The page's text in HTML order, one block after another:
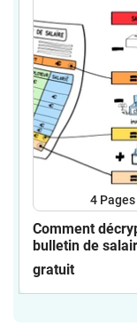
4 Pages
Comment
bulletin de
gratuit